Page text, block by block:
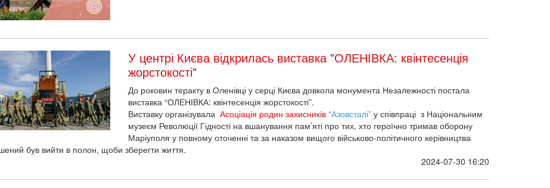
У центрі Києва відкрилась виставка "ОЛЕНІВКА: квінтесенція
жорстокості"
До роковин теракту в Оленівці у серці Києва довкола монумента Незалежності постала
виставка “ОЛЕНІВКА: квінтесенція жорстокості”.
Виставку організувалаАсоціація родин захисників“Азовсталі” у співпраці з Національним
музеєм Революції Гідності на вшанування пам’яті про тих, хто героїчно тримав оборону
Маріуполя у повному оточенні та за наказом вищого військово-політичного керівництва
був вийти в полон, щоби зберегти життя.
2024-07-30 16:20